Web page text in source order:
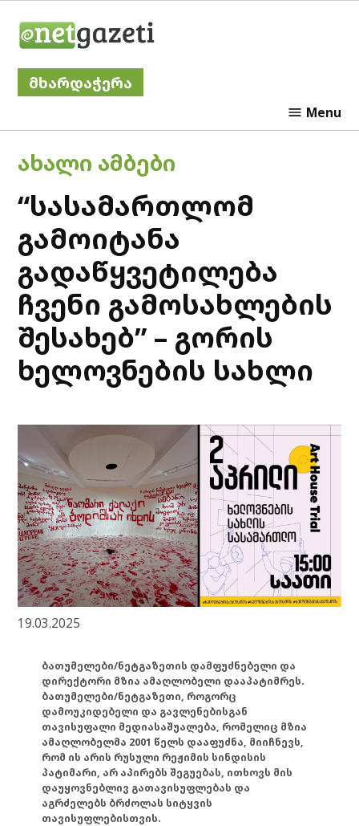
მხარდაჭერა
Menu
POSTED
IN
ᲐᲮᲐᲚᲘ ᲐᲛᲑᲔᲑᲘ
“სასამართლომ
გამოიტანა
გადაწყვეტილება
ჩვენი გამოსახლების
შესახებ” – გორის
ხელოვნების სახლი
19.03.2025
ბათუმელები/ნეტგაზეთის დამფუძნებელი და
დირექტორი მზია ამაღლობელი დააპატიმრეს.
ბათუმელები/ნეტგაზეთი, როგორც
დამოუკიდებელი და გავლენებისგან
თავისუფალი მედიასაშუალება, რომელიც მზია
ამაღლობელმა 2001 წელს დააფუძნა, მიიჩნევს,
რომ ის არის რუსული რეჟიმის სინდისის
პატიმარი, არ აპირებს შეგუებას, ითხოვს მის
დაუყოვნებლივ გათავისუფლებას და
აგრძელებს ბრძოლას სიტყვის
თავისუფლებისთვის.